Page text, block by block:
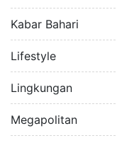
Kabar Bahari
Lifestyle
Lingkungan
Megapolitan